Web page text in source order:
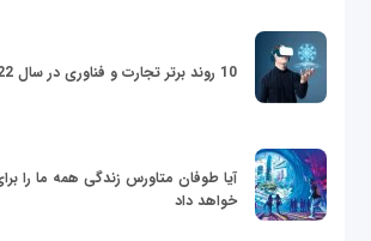
10 روند برتر تجارت و فناوری در سال 2022
آیا طوفان متاورس زندگی همه ما را
خواهد داد